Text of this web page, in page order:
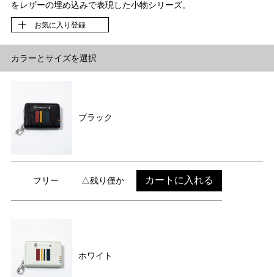
をレザーの埋め込みで表現した小物シリーズ。
お気に入り登録
カラーとサイズを選択
ブラック
フリー △残り僅か カートに入れる
ホワイト